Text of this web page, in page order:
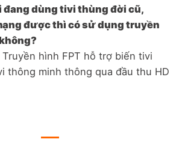
đang dùng tivi thùng đời cũ,
được thì có sử dụng truyền
hình FPT hỗ trợ biến tivi
thông minh thông qua đầu thu HD